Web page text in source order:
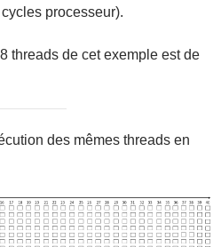
processeur).
threads de cet exemple est de
des mêmes threads en